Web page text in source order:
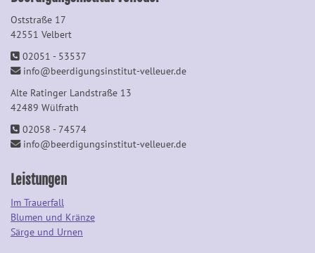
Oststraße 17
42551 Velbert
02051 - 53537
info@beerdigungsinstitut-velleuer.de
Alte Ratinger Landstraße 13
42489 Wülfrath
02058 - 74574
info@beerdigungsinstitut-velleuer.de
Leistungen
Im Trauerfall
Blumen und Kränze
Särge und Urnen